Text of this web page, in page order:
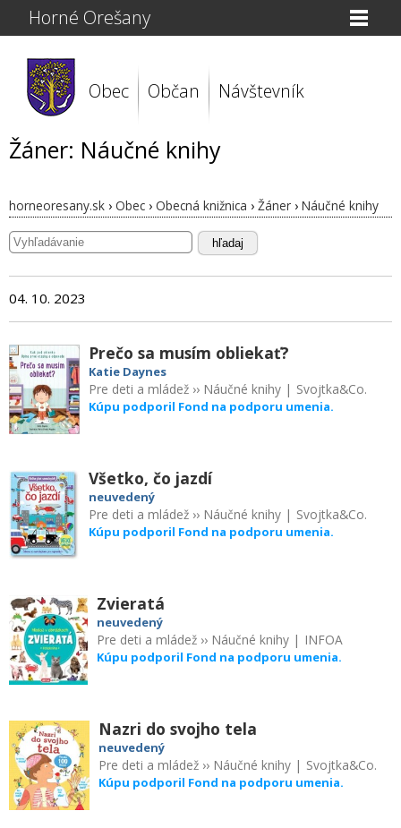
Horné Orešany
Obec Občan Návštevník
Žáner: Náučné knihy
horneoresany.sk › Obec › Obecná knižnica › Žáner › Náučné knihy
hľadaj
04. 10. 2023
Prečo sa musím obliekať?
Katie Daynes
Pre deti a mládež ›› Náučné knihy | Svojtka&Co.
Kúpu podporil Fond na podporu umenia.
Všetko, čo jazdí
neuvedený
Pre deti a mládež ›› Náučné knihy | Svojtka&Co.
Kúpu podporil Fond na podporu umenia.
Zvieratá
neuvedený
Pre deti a mládež ›› Náučné knihy | INFOA
Kúpu podporil Fond na podporu umenia.
Nazri do svojho tela
neuvedený
Pre deti a mládež ›› Náučné knihy | Svojtka&Co.
Kúpu podporil Fond na podporu umenia.